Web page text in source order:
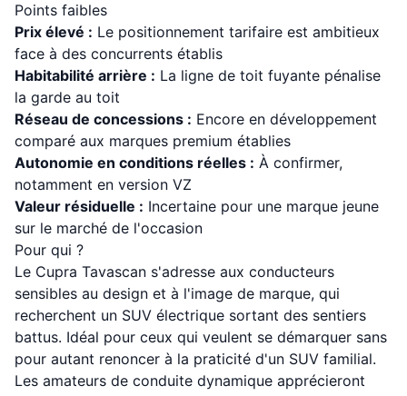
Points faibles
Prix élevé : Le positionnement tarifaire est ambitieux
face à des concurrents établis
Habitabilité arrière : La ligne de toit fuyante pénalise
la garde au toit
Réseau de concessions : Encore en développement
comparé aux marques premium établies
Autonomie en conditions réelles : À confirmer,
notamment en version VZ
Valeur résiduelle : Incertaine pour une marque jeune
sur le marché de l'occasion
Pour qui ?
Le Cupra Tavascan s'adresse aux conducteurs
sensibles au design et à l'image de marque, qui
recherchent un SUV électrique sortant des sentiers
battus. Idéal pour ceux qui veulent se démarquer sans
pour autant renoncer à la praticité d'un SUV familial.
Les amateurs de conduite dynamique apprécieront